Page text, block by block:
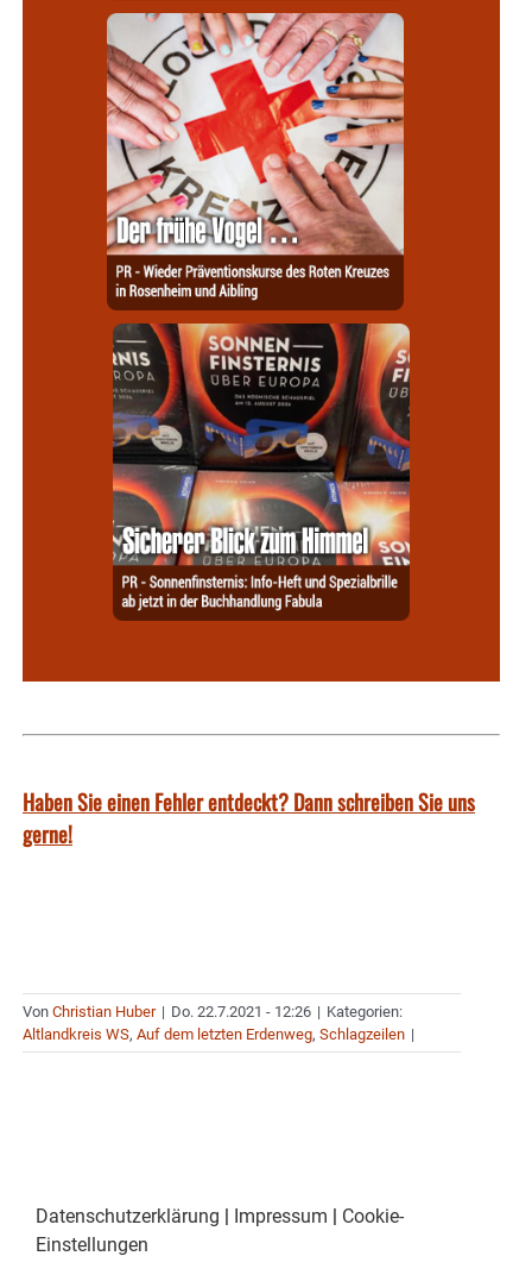
Haben Sie einen Fehler entdeckt? Dann schreiben Sie uns
gerne!
Von Christian Huber | Do. 22.7.2021 - 12:26 | Kategorien:
Altlandkreis WS, Auf dem letzten Erdenweg, Schlagzeilen |
Datenschutzerklärung | Impressum | Cookie-
Einstellungen